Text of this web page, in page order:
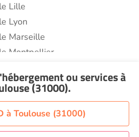
rendez-vous
Toulouse (31000)
de compagnie
à domicile Toulouse (31000)
à domicile à Toulouse
Lille
Lyon
Marseille
Montpellier
Nice
Orléans
Paris
ou servicesà
(31000).
à Toulouse (31000)